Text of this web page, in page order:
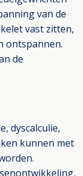
van de
vast zitten,
ontspannen.
de
dyscalculie,
kunnen met